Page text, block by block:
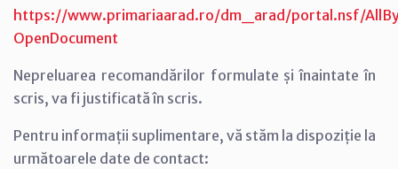
https://www.primariaarad.ro/dm_arad/portal.nsf/
OpenDocument
Nepreluarea recomandărilor formulate și înaintate în
scris, va fi justificată în scris.
Pentru informații suplimentare, vă stăm la dispoziție la
următoarele date de contact: